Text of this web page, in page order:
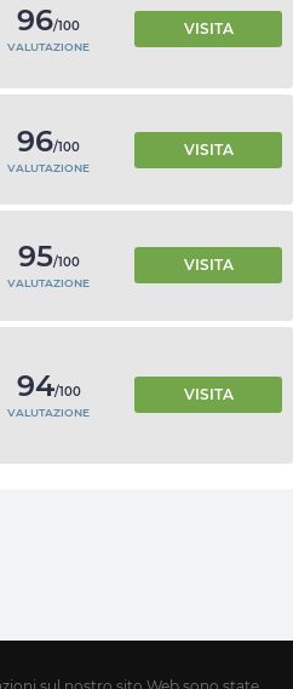
96/100
VALUTAZIONE
VISITA
96/100
VALUTAZIONE
VISITA
95/100
VALUTAZIONE
VISITA
94/100
VALUTAZIONE
VISITA